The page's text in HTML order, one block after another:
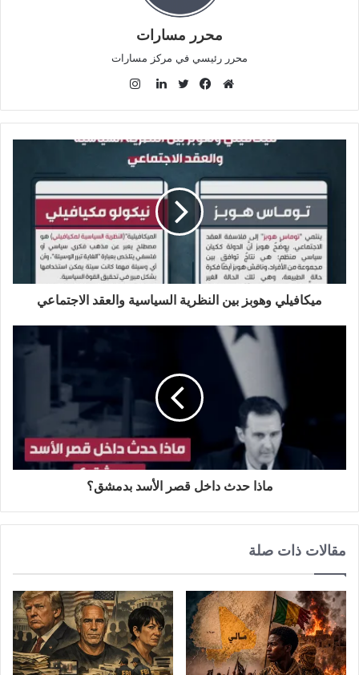
محرر مسارات
محرر رئيسي في مركز مسارات
و
ق
ع
ا
ل
و
ي
ب
ي
س
ب
و
ك
و
ي
ت
ي
ن
ك
د
إ
ن
س
ت
ق
ر
ا
م
ميكافيلي وهوبز بين النظرية السياسية والعقد الاجتماعي
ماذا حدث داخل قصر الأسد بدمشق؟
مقالات ذات صلة